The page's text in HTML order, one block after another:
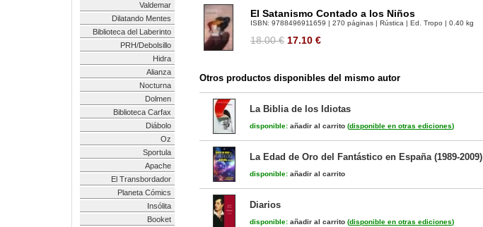
Valdemar
Dilatando Mentes
Biblioteca del Laberinto
PRH/Debolsillo
Hidra
Alianza
Nocturna
Dolmen
Biblioteca Carfax
Diábolo
Oz
Sportula
Apache
El Transbordador
Planeta Cómics
Insólita
Booket
El Satanismo Contado a los Niños
ISBN: 9788496911659 | 270 páginas | Rústica | Ed. Tropo | 0.40 kg
18.00 € 17.10 €
Otros productos disponibles del mismo autor
La Biblia de los Idiotas
disponible: añadir al carrito (disponible en otras ediciones)
La Edad de Oro del Fantástico en España (1989-2009)
disponible: añadir al carrito
Diarios
disponible: añadir al carrito (disponible en otras ediciones)